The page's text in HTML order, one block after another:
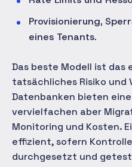
Provisionierung,
eines Tenants.
Das beste Modell ist das
tatsächliches Risiko
Datenbanken bieten
vervielfachen aber
Monitoring und Kosten.
effizient, sofern
durchgesetzt und